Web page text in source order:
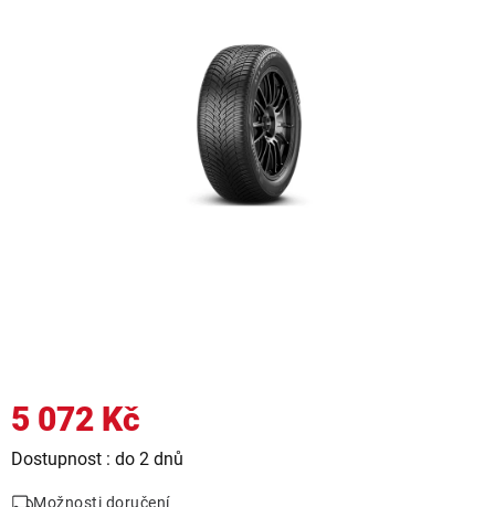
5 072 Kč
Měrná
Dostupnost : do 2 dnů
Možnosti doručení